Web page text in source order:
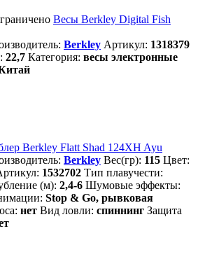
Весы Berkley Digital Fish
Berkley Артикул: 1318379
22,7 Категория: весы электронные
Berkley Flatt Shad 124XH Ayu
Berkley Вес(гр): 115 Цвет:
1532702 Тип плавучести:
(м): 2,4-6 Шумовые эффекты:
Stop & Go, рывковая
нет Вид ловли: спиннинг Защита